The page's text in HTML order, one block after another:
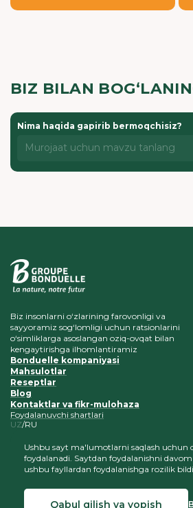
BIZ BILAN
Nima haqida gapirib bermoqchisiz?
Murojaat uchun mavzu tanlang
Biz insonlarni o‘zlarining farovonligi va
sayyoramiz sog‘lomligi uchun ratsionlarini
o‘simliklarga asoslangan oziq-ovqat bilan
kengaytirishga ilhomlantiramiz
Bonduelle kompaniyasi
Mahsulotlar
Reseptlar
Blog
Kontaktlar va fikr-mulohaza
Foydalanuvchi shartlari
UZ RU
Saytimizga havolani saqlash sharti bilan,
© 2026 Bonduelle O'zbekiston
Ushbu sayt ma'lumotlarni saqlash uchun
foydalanadi. Saytdan foydalanishni
ushbu fayllardan foydalanishga rozilik
Qabul qilish va yopish